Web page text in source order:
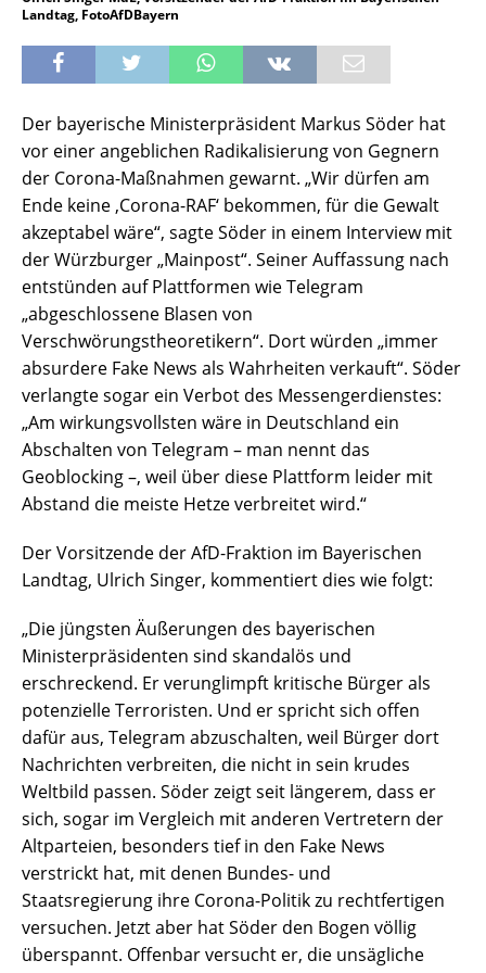
Landtag, FotoAfDBayern
Der bayerische Ministerpräsident Markus Söder hat
vor einer angeblichen Radikalisierung von Gegnern
der Corona-Maßnahmen gewarnt. „Wir dürfen am
Ende keine ‚Corona-RAF‘ bekommen, für die Gewalt
akzeptabel wäre“, sagte Söder in einem Interview mit
der Würzburger „Mainpost“. Seiner Auffassung nach
entstünden auf Plattformen wie Telegram
„abgeschlossene Blasen von
Verschwörungstheoretikern“. Dort würden „immer
absurdere Fake News als Wahrheiten verkauft“. Söder
verlangte sogar ein Verbot des Messengerdienstes:
„Am wirkungsvollsten wäre in Deutschland ein
Abschalten von Telegram – man nennt das
Geoblocking –, weil über diese Plattform leider mit
Abstand die meiste Hetze verbreitet wird.“
Der Vorsitzende der AfD-Fraktion im Bayerischen
Landtag, Ulrich Singer, kommentiert dies wie folgt:
„Die jüngsten Äußerungen des bayerischen
Ministerpräsidenten sind skandalös und
erschreckend. Er verunglimpft kritische Bürger als
potenzielle Terroristen. Und er spricht sich offen
dafür aus, Telegram abzuschalten, weil Bürger dort
Nachrichten verbreiten, die nicht in sein krudes
Weltbild passen. Söder zeigt seit längerem, dass er
sich, sogar im Vergleich mit anderen Vertretern der
Altparteien, besonders tief in den Fake News
verstrickt hat, mit denen Bundes- und
Staatsregierung ihre Corona-Politik zu rechtfertigen
versuchen. Jetzt aber hat Söder den Bogen völlig
überspannt. Offenbar versucht er, die unsägliche